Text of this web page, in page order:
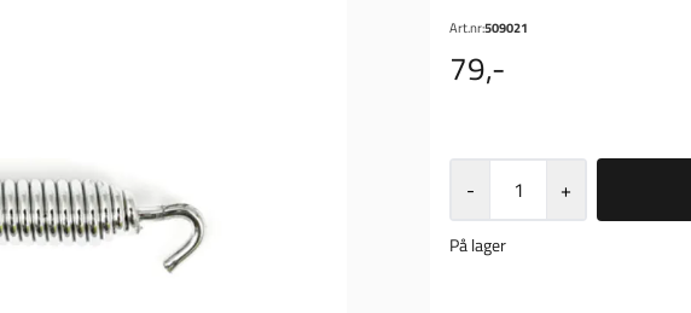
Art.nr:509021
79,-
- +
På lager